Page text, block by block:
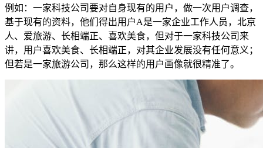
例如：一家科技公司要对自身现有的用户，做一次用户调查，
基于现有的资料，他们得出用户A是一家企业工作人员，北京
人、爱旅游、长相端正、喜欢美食，但对于一家科技公司来
讲，用户喜欢美食、长相端正，对其企业发展没有任何意义；
但若是一家旅游公司，那么这样的用户画像就很精准了。